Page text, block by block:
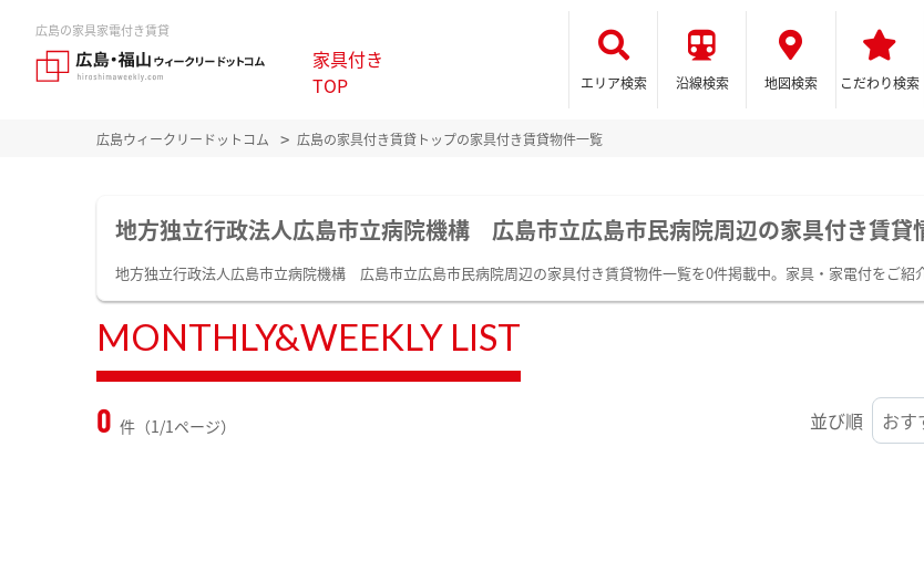
広島の家具家電付き賃貸
家具付き
TOP
エリア検索 沿線検索 地図検索 こだわり検索
広島ウィークリードットコム 広島の家具付き賃貸トップの家具付き賃貸物件一覧
地方独立行政法人広島市立病院機構 広島市立広島市民病院周辺の家具付き賃貸
地方独立行政法人広島市立病院機構 広島市立広島市民病院周辺の家具付き賃貸物件一覧を0件掲載中。家具・家電付をご紹
MONTHLY&WEEKLY LIST
0 件（1/1ページ） 並び順